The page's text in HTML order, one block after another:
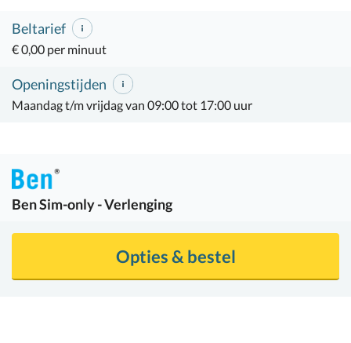
Beltarief
€ 0,00 per minuut
Openingstijden
Maandag t/m vrijdag van 09:00 tot 17:00 uur
BenSim-only - Verlenging
Opties & bestel